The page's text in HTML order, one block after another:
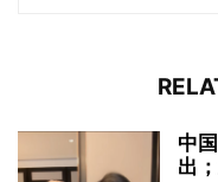
中
出